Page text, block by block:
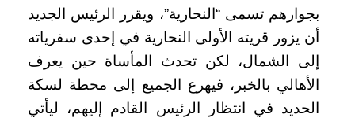
بجوارهم تسمى “النحارية”، ويقرر الرئيس الجديد
أن يزور قريته الأولى النحارية في إحدى سفرياته
إلى الشمال، لكن تحدث المأساة حين يعرف
الأهالي بالخبر، فيهرع الجميع إلى محطة لسكة
الحديد في انتظار الرئيس القادم إليهم، ليأتي